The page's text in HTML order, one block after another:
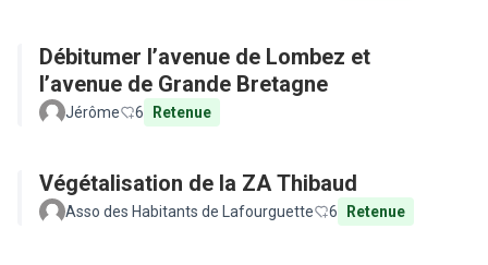
Débitumer l’avenue de Lombez et
l’avenue de Grande Bretagne
Jérôme 6 Retenue
Végétalisation de la ZA Thibaud
Asso des Habitants de Lafourguette 6 Retenue